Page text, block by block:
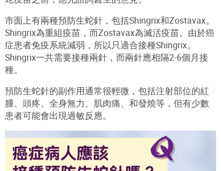
市面上有兩種預防生蛇針，包括Shingrix和Zostavax。
Shingrix為重組疫苗，而Zostavax為滅活疫苗。由於癌
症患者免疫系統減弱，所以只適合接種Shingrix。
Shingrix一共需要接種兩針，而兩針應相隔2-6個月接
種。
預防生蛇針的副作用通常很輕微，包括注射部位的紅
腫、頭疼、全身無力、肌肉痛、和發燒等，但有少數
患者可能會出現過敏反應。